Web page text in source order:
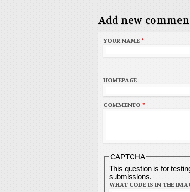
Add new
YOUR NAME*
HOMEPAGE
COMMENTO *
CAPTCHA
This question is for
submissions.
WHAT CODE IS IN THE